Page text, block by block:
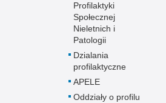
Profilaktyki
Społecznej
Nieletnich i
Patologii
Dzialania
profilaktyczne
APELE
Oddziały o profilu